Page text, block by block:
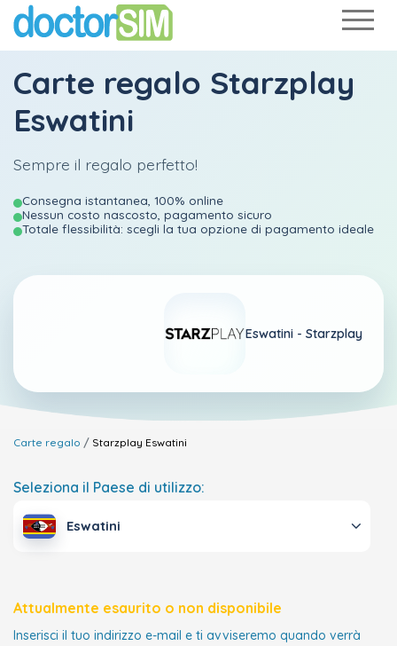
Carte regalo Starzplay
Eswatini
Sempre il regalo perfetto!
Consegna istantanea, 100% online
Nessun costo nascosto, pagamento sicuro
Totale flessibilità: scegli la tua opzione di pagamento ideale
Eswatini - Starzplay
Carte regalo Starzplay Eswatini
Seleziona il Paese di utilizzo:
Eswatini
Attualmente esaurito o non disponibile
Inserisci il tuo indirizzo e-mail e ti avviseremo quando verrà